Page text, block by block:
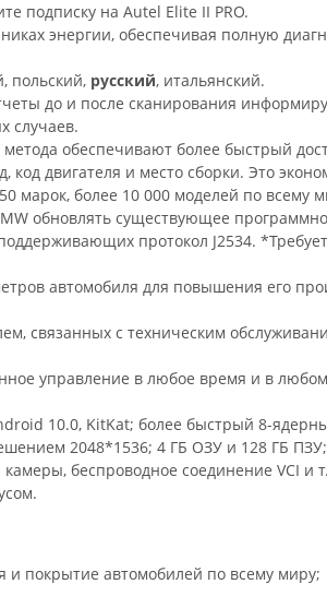
подписку на Autel Elite II PRO.
энергии, обеспечивая полную
польский, русский, итальянский.
до и после сканирования
случаев.
обеспечивают более быстрый
код двигателя и место сборки. Это
марок, более 10 000 моделей по всему
обновлять существующее
протокол J2534.
автомобиля для повышения его
связанных с техническим
управление в любое время и в
10.0, KitKat; более быстрый 8-
2048*1536; 4 ГБ ОЗУ и 128 ГБ ПЗУ;
беспроводное соединение VCI
и покрытие автомобилей по всему миру;